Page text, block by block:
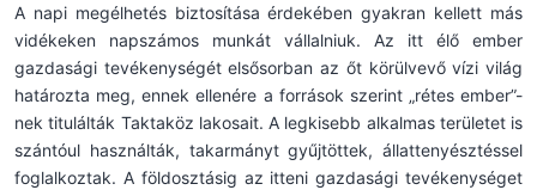
A napi megélhetés biztosítása érdekében gyakran kellett más
vidékeken napszámos munkát vállalniuk. Az itt élő ember
gazdasági tevékenységét elsősorban az őt körülvevő vízi világ
határozta meg, ennek ellenére a források szerint „rétes ember”-
nek titulálták Taktaköz lakosait. A legkisebb alkalmas területet is
szántóul használták, takarmányt gyűjtöttek, állattenyésztéssel
foglalkoztak. A földosztásig az itteni gazdasági tevékenységet